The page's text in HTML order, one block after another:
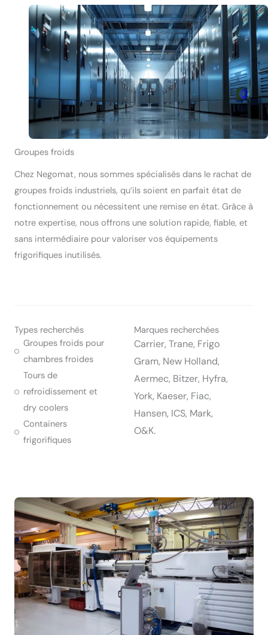
Groupes froids
Chez Negomat, nous sommes spécialisés dans le rachat de
groupes froids industriels, qu’ils soient en parfait état de
fonctionnement ou nécessitent une remise en état. Grâce à
notre expertise, nous offrons une solution rapide, fiable, et
sans intermédiaire pour valoriser vos équipements
frigorifiques inutilisés.
Types recherchés
Groupes froids pour
chambres froides
Tours de
refroidissement et
dry coolers
Containers
frigorifiques
Marques recherchées
Carrier, Trane, Frigo
Gram, New Holland,
Aermec, Bitzer, Hyfra,
York, Kaeser, Fiac,
Hansen, ICS, Mark,
O&K.